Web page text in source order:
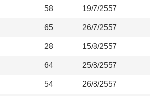
58 19/7/2557
65 26/7/2557
28 15/8/2557
64 25/8/2557
54 26/8/2557